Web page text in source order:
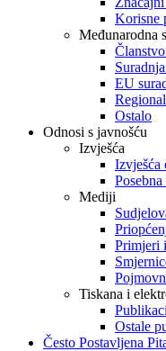
Korisne
Međunarodna
EU
Ostalo
Odnosi s javnošću
Izvješća
Izvješća
Mediji
Primjeri
Tiskana i
Ostale
Često Postavljena